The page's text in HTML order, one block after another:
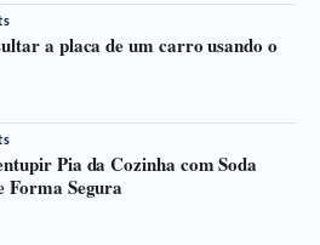
a placa de um carro usando o
Pia da Cozinha com Soda
Forma Segura